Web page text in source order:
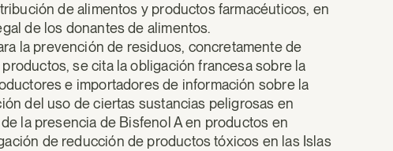
de alimentos y productos farmacéuticos, en
de los donantes de alimentos.
la prevención de residuos, concretamente de
se cita la obligación francesa sobre la
e importadores de información sobre la
del uso de ciertas sustancias peligrosas en
la presencia de Bisfenol A en productos en
de reducción de productos tóxicos en las Islas